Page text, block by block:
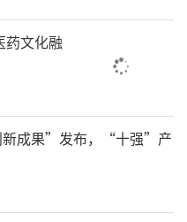
文化融
新成果”发布，“十强”产